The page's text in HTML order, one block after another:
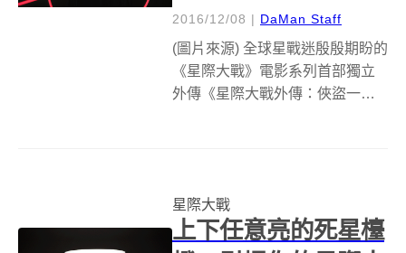
2016/12/08 | DaMan Staff
(圖片來源) 全球星戰迷殷殷期盼的
《星際大戰》電影系列首部獨立
外傳《星際大戰外傳：俠盜一
劃書的行...
星際大戰
上下任意亮的死星檯